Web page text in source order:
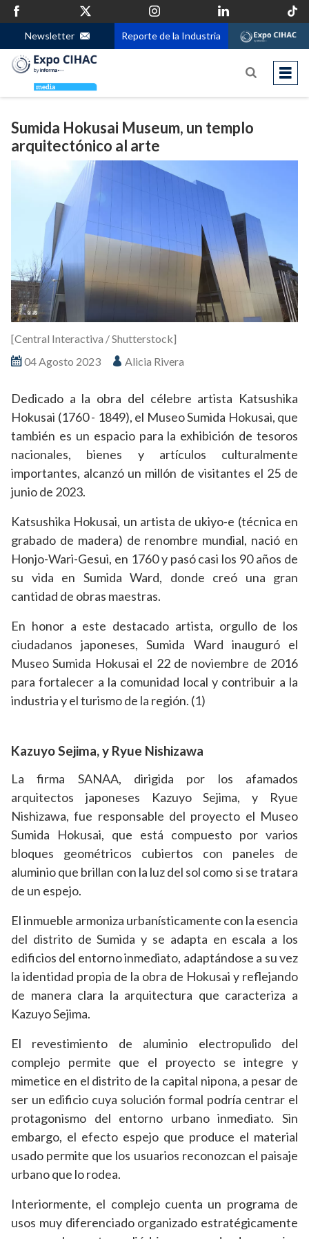
Newsletter Reporte de la Industria
Sumida Hokusai Museum, un templo
arquitectónico al arte
04 Agosto 2023 Alicia Rivera
[Central Interactiva / Shutterstock]
Dedicado a la obra del célebre artista Katsushika
Hokusai (1760 - 1849), el Museo Sumida Hokusai, que
también es un espacio para la exhibición de tesoros
nacionales, bienes y artículos culturalmente
importantes, alcanzó un millón de visitantes el 25 de
junio de 2023.
Katsushika Hokusai, un artista de ukiyo-e (técnica en
grabado de madera) de renombre mundial, nació en
Honjo-Wari-Gesui, en 1760 y pasó casi los 90 años de
su vida en Sumida Ward, donde creó una gran
cantidad de obras maestras.
En honor a este destacado artista, orgullo de los
ciudadanos japoneses, Sumida Ward inauguró el
Museo Sumida Hokusai el 22 de noviembre de 2016
para fortalecer a la comunidad local y contribuir a la
industria y el turismo de la región. (1)
Kazuyo Sejima, y Ryue Nishizawa
La firma SANAA, dirigida por los afamados
arquitectos japoneses Kazuyo Sejima, y Ryue
Nishizawa, fue responsable del proyecto el Museo
Sumida Hokusai, que está compuesto por varios
bloques geométricos cubiertos con paneles de
aluminio que brillan con la luz del sol como si se tratara
de un espejo.
El inmueble armoniza urbanísticamente con la esencia
del distrito de Sumida y se adapta en escala a los
edificios del entorno inmediato, adaptándose a su vez
la identidad propia de la obra de Hokusai y reflejando
de manera clara la arquitectura que caracteriza a
Kazuyo Sejima.
El revestimiento de aluminio electropulido del
complejo permite que el proyecto se integre y
mimetice en el distrito de la capital nipona, a pesar de
ser un edificio cuya solución formal podría centrar el
protagonismo del entorno urbano inmediato. Sin
embargo, el efecto espejo que produce el material
usado permite que los usuarios reconozcan el paisaje
urbano que lo rodea.
Interiormente, el complejo cuenta un programa de
usos muy diferenciado organizado estratégicamente